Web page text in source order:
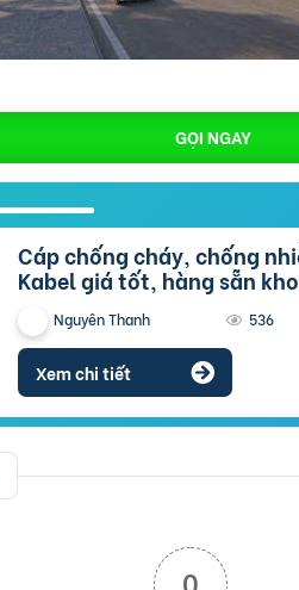
GỌI NGAY
Cáp chống cháy, chống nhiễu 2×1.5mm2 – Cáp Altek
Kabel giá tốt, hàng sẵn kho
Nguyên Thanh 536
Xem chi tiết